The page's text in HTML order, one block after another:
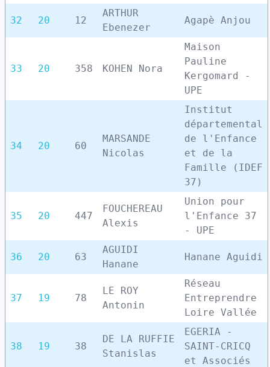
32 20 12
ARTHUR
Ebenezer
Agapè Anjou
33 20 358 KOHEN Nora
Maison
Pauline
Kergomard -
UPE
34 20 60
MARSANDE
Nicolas
Institut
départemental
de l'Enfance
et de la
Famille (IDEF
37)
35 20 447
FOUCHEREAU
Alexis
Union pour
l'Enfance 37
- UPE
36 20 63
AGUIDI
Hanane
Hanane Aguidi
37 19 78
LE ROY
Antonin
Réseau
Entreprendre
Loire Vallée
38 19 38
DE LA RUFFIE
Stanislas
EGERIA -
SAINT-CRICQ
et Associés